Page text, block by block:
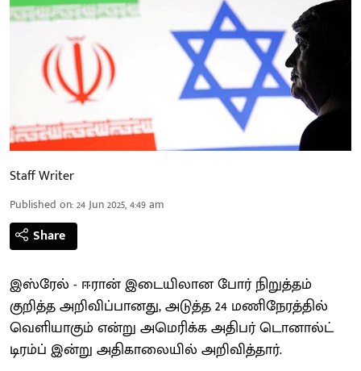
Staff Writer
Published on:24 Jun 2025, 4:49 am
Share
இஸ்ரேல் - ஈரான் இடையிலான போர் நிறுத்தம்
குறித்த அறிவிப்பானது, அடுத்த 24 மணிநேரத்தில்
வெளியாகும் என்று அமெரிக்க அதிபர் டொனால்ட்
டிரம்ப் இன்று அதிகாலையில் அறிவித்தார்.